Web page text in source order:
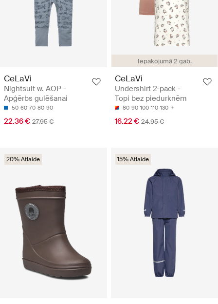
CeLaVi
Nightsuit w. AOP -
Apģērbs gulēšanai
50 60 70 80 90
22.36 € 27.95 €
Iepakojumā 2 gab.
CeLaVi
Undershirt 2-pack -
Topi bez piedurknēm
80 90 100 110 130
16.22 € 24.95 €
20% Atlaide 15% Atlaide